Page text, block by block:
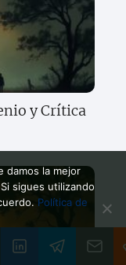
y Crítica
damos la mejor
sigues utilizando
Política de